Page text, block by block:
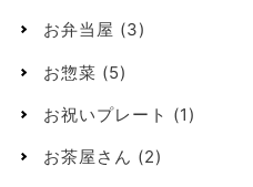
お弁当屋 (3)
お惣菜 (5)
お祝いプレート (1)
お茶屋さん (2)